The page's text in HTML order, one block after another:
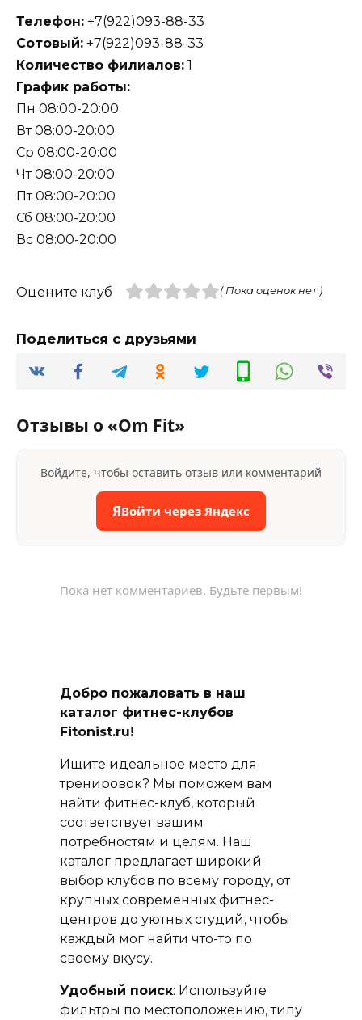
Телефон: +7(922)093-88-33
Сотовый: +7(922)093-88-33
Количество филиалов: 1
График работы:
Пн 08:00-20:00
Вт 08:00-20:00
Ср 08:00-20:00
Чт 08:00-20:00
Пт 08:00-20:00
Сб 08:00-20:00
Вс 08:00-20:00
Оцените клуб ( Пока оценок нет )
Поделиться с друзьями
Отзывы о «Om Fit»
Войдите, чтобы оставить отзыв или комментарий
ЯВойти через Яндекс
Пока нет комментариев. Будьте первым!
Добро пожаловать в наш
каталог фитнес-клубов
Fitonist.ru!
Ищите идеальное место для
тренировок? Мы поможем вам
найти фитнес-клуб, который
соответствует вашим
потребностям и целям. Наш
каталог предлагает широкий
выбор клубов по всему городу, от
крупных современных фитнес-
центров до уютных студий, чтобы
каждый мог найти что-то по
своему вкусу.
Удобный поиск: Используйте
фильтры по местоположению, типу